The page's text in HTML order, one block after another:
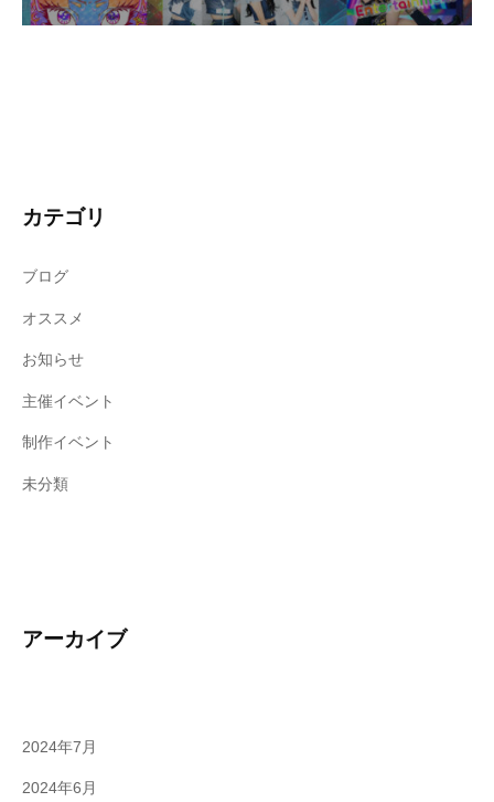
カテゴリ
ブログ
オススメ
お知らせ
主催イベント
制作イベント
未分類
アーカイブ
2024年7月
2024年6月